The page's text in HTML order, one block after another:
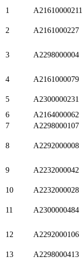
1
A21610000211
2 A2161000227
3 A2298000004
4 A2161000079
5 A2300000231
6
A2164000062
7
A2298000107
8 A2292000008
9 A2232000042
10 A2232000028
11 A2300000484
12 A2292000106
13 A2298000413